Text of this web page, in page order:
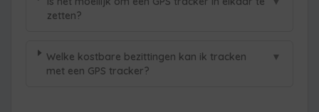
zetten?
Welke kostbare bezittingen kan ik tracken
met een GPS tracker?
▼